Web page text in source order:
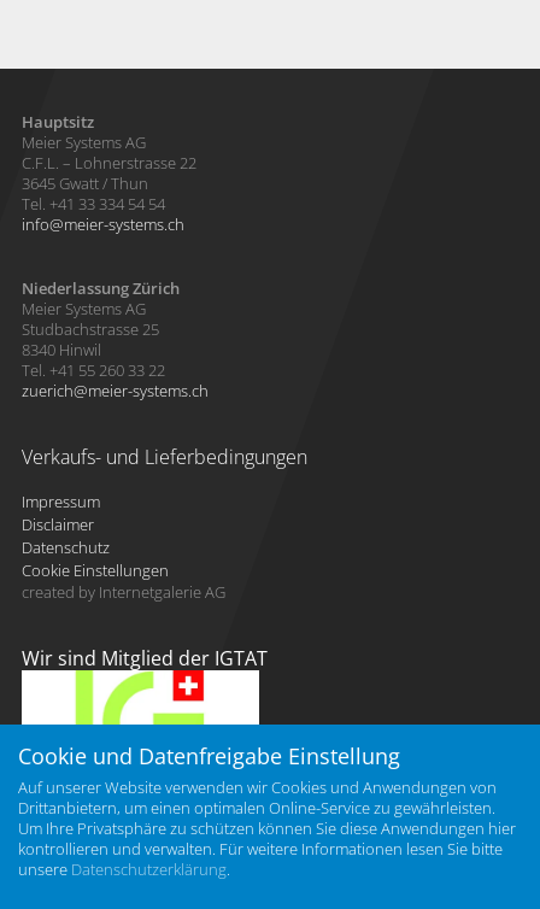
Hauptsitz
Meier Systems AG
C.F.L. – Lohnerstrasse 22
3645 Gwatt / Thun
Tel. +41 33 334 54 54
info
meier-systems.ch
Niederlassung Zürich
Meier Systems AG
Studbachstrasse 25
8340 Hinwil
Tel. +41 55 260 33 22
zuerich
meier-systems.ch
Verkaufs- und Lieferbedingungen
Impressum
Disclaimer
Datenschutz
Cookie Einstellungen
created by Internetgalerie AG
Wir sind Mitglied der IGTAT
Cookie und Datenfreigabe Einstellung
Auf unserer Website verwenden wir Cookies und Anwendungen von
Drittanbietern, um einen optimalen Online-Service zu gewährleisten.
Um Ihre Privatsphäre zu schützen können Sie diese Anwendungen hier
kontrollieren und verwalten. Für weitere Informationen lesen Sie bitte
unsere Datenschutzerklärung.